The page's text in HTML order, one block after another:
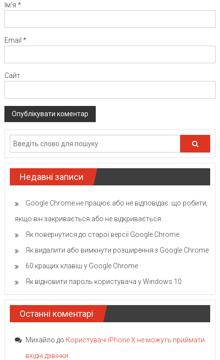
Ім'я *
Email *
Сайт
Недавні записи
Google Chrome не працює або не відповідає: що робити,
якщо він закривається або не відкривається
Як повернутися до старої версії Google Chrome
Як видалити або вимкнути розширення з Google Chrome
60 кращих клавіш у Google Chrome
Як відновити пароль користувача у Windows 10
Останні коментарі
Михайло до Користувачі iPhone X не можуть приймати
вхідні дзвінки